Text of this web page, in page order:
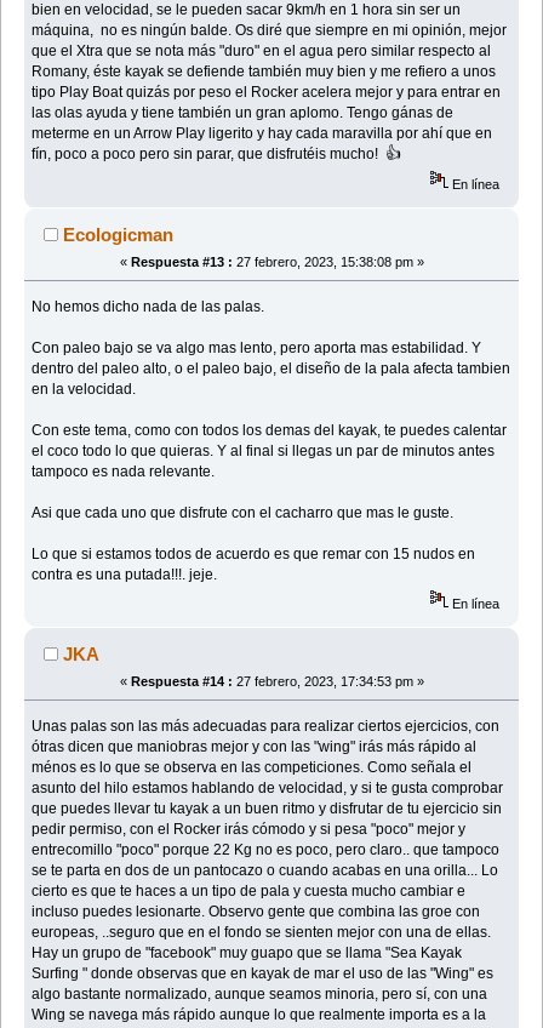
bien en velocidad, se le pueden sacar 9km/h en 1 hora sin ser un
máquina, no es ningún balde. Os diré que siempre en mi opinión, mejor
que el Xtra que se nota más "duro" en el agua pero similar respecto al
Romany, éste kayak se defiende también muy bien y me refiero a unos
tipo Play Boat quizás por peso el Rocker acelera mejor y para entrar en
las olas ayuda y tiene también un gran aplomo. Tengo gánas de
meterme en un Arrow Play ligerito y hay cada maravilla por ahí que en
fín, poco a poco pero sin parar, que disfrutéis mucho! 👍
En línea
Ecologicman
« Respuesta #13 : 27 febrero, 2023, 15:38:08 pm »
No hemos dicho nada de las palas.
Con paleo bajo se va algo mas lento, pero aporta mas estabilidad. Y
dentro del paleo alto, o el paleo bajo, el diseño de la pala afecta tambien
en la velocidad.
Con este tema, como con todos los demas del kayak, te puedes calentar
el coco todo lo que quieras. Y al final si llegas un par de minutos antes
tampoco es nada relevante.
Asi que cada uno que disfrute con el cacharro que mas le guste.
Lo que si estamos todos de acuerdo es que remar con 15 nudos en
contra es una putada!!!. jeje.
En línea
JKA
« Respuesta #14 : 27 febrero, 2023, 17:34:53 pm »
Unas palas son las más adecuadas para realizar ciertos ejercicios, con
ótras dicen que maniobras mejor y con las "wing" irás más rápido al
ménos es lo que se observa en las competiciones. Como señala el
asunto del hilo estamos hablando de velocidad, y si te gusta comprobar
que puedes llevar tu kayak a un buen ritmo y disfrutar de tu ejercicio sin
pedir permiso, con el Rocker irás cómodo y si pesa "poco" mejor y
entrecomillo "poco" porque 22 Kg no es poco, pero claro.. que tampoco
se te parta en dos de un pantocazo o cuando acabas en una orilla... Lo
cierto es que te haces a un tipo de pala y cuesta mucho cambiar e
incluso puedes lesionarte. Observo gente que combina las groe con
europeas, ..seguro que en el fondo se sienten mejor con una de ellas.
Hay un grupo de "facebook" muy guapo que se llama "Sea Kayak
Surfing " donde observas que en kayak de mar el uso de las "Wing" es
algo bastante normalizado, aunque seamos minoria, pero sí, con una
Wing se navega más rápido aunque lo que realmente importa es a la